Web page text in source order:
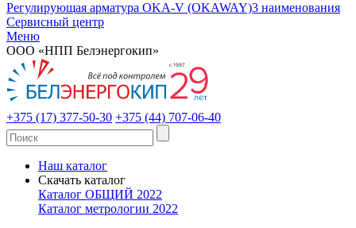
Регулирующая арматура OKA-V (OKAWAY)3 наименования
Сервисный центр
Меню
ООО «НПП Белэнергокип»
+375 (17) 377-50-30 +375 (44) 707-06-40
Наш каталог
Скачать каталог
Каталог ОБЩИЙ 2022
Каталог метрологии 2022